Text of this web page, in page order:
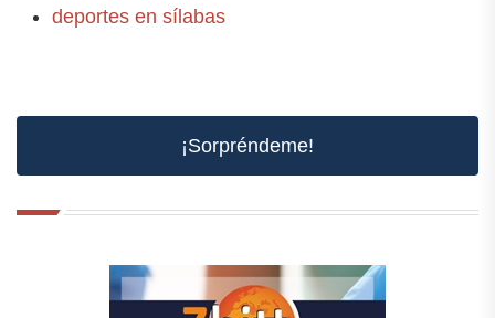
deportes en sílabas
¡Sorpréndeme!